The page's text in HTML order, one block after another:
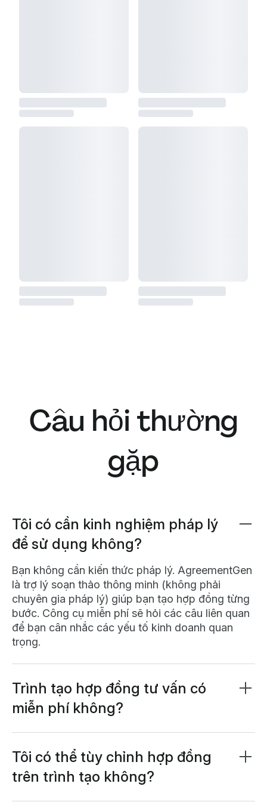
Câu hỏi thường
gặp
Tôi có cần kinh nghiệm pháp lý
để sử dụng không?
Bạn không cần kiến thức pháp lý. AgreementGen
là trợ lý soạn thảo thông minh (không phải
chuyên gia pháp lý) giúp bạn tạo hợp đồng từng
bước. Công cụ miễn phí sẽ hỏi các câu liên quan
để bạn cân nhắc các yếu tố kinh doanh quan
trọng.
Trình tạo hợp đồng tư vấn có
miễn phí không?
bạn tạo tài khoản Lumin miễn phí , chỉ mất 1 phút
Tôi có thể tùy chỉnh hợp đồng
trên trình tạo không?